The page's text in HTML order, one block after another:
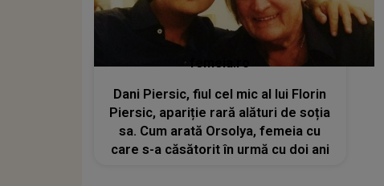
femeia.ro
Dani Piersic, fiul cel mic al lui Florin
Piersic, apariție rară alături de soția
sa. Cum arată Orsolya, femeia cu
care s-a căsătorit în urmă cu doi ani